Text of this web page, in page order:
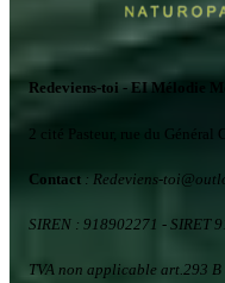
Redeviens-toi - EI Mélodie
2 cité Pasteur, rue du
Contact : Redeviens-toi@
SIREN : 918902271 - SIRET
TVA non applicable art.293 B